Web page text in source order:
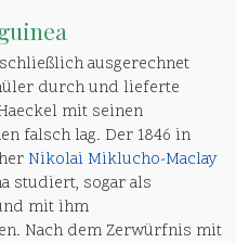
ausgerechnet
durch und lieferte
mit seinen
falsch lag. Der 1846 in
Nikolai Miklucho-Maclay
studiert, sogar als
mit ihm
Nach dem Zerwürfnis mit